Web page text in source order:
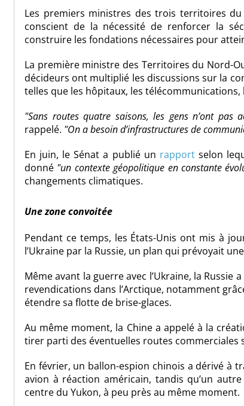
Les premiers ministres des trois territoires
conscient de la nécessité de renforcer la
construire les fondations nécessaires pour
La première ministre des Territoires du Nord-
décideurs ont multiplié les discussions sur la
telles que les hôpitaux, les
Sans routes quatre saisons, les gens n’ont
rappelé. On a besoin d’infrastructures de
En juin, le Sénat a publié un rapportselon
donné un contexte géopolitique en constante
changements climatiques.
Une zone convoitée
Pendant ce temps, les États-Unis ont mis à
l’Ukraine par la Russie, un plan qui prévoyait
Même avant la guerre avec l’Ukraine, la
revendications dans l’Arctique, notamment
étendre sa flotte de brise-glaces.
Au même moment, la Chine a appelé à la
tirer parti des éventuelles routes commerciales
En février, un ballon-espion chinois a dérivé à
avion à réaction américain, tandis qu’un
centre du Yukon, à peu près au même moment.